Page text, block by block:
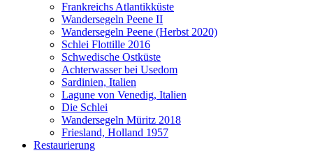
Frankreichs Atlantikküste
Wandersegeln Peene II
Wandersegeln Peene (Herbst 2020)
Schlei Flottille 2016
Schwedische Ostküste
Achterwasser bei Usedom
Sardinien, Italien
Lagune von Venedig, Italien
Die Schlei
Wandersegeln Müritz 2018
Friesland, Holland 1957
Restaurierung